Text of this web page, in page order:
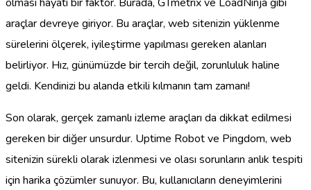
araçlar devreye giriyor. Bu araçlar, web sitenizin yüklenme
sürelerini ölçerek, iyileştirme yapılması gereken alanları
belirliyor. Hız, günümüzde bir tercih değil, zorunluluk haline
geldi. Kendinizi bu alanda etkili kılmanın tam zamanı!
Son olarak, gerçek zamanlı izleme araçları da dikkat edilmesi
gereken bir diğer unsurdur. Uptime Robot ve Pingdom, web
sitenizin sürekli olarak izlenmesi ve olası sorunların anlık tespiti
için harika çözümler sunuyor. Bu, kullanıcıların deneyimlerini